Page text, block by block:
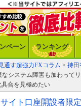
ペーン ランキング
通す超強力FXコラム > 持田
なシステム障害も加わって
合を見極めたい
イト口座開設者限